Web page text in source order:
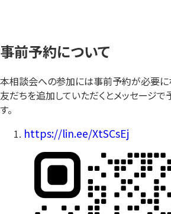
事前予約について
本相談会への参加には事前予約が必要に
友だちを追加していただくとメッセージ
す。
https://lin.ee/XtSCsEj